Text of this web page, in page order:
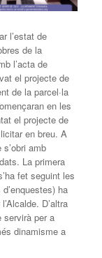
l’estat de
de la
l’acta de
el projecte de
de la parcel·la
en les
el projecte de
en breu. A
amb
La primera
fet seguint les
ha
D’altra
servirà per a
dinamisme a